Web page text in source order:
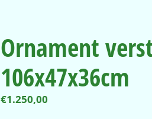
Ornament
106x47x36cm
€1.250,00